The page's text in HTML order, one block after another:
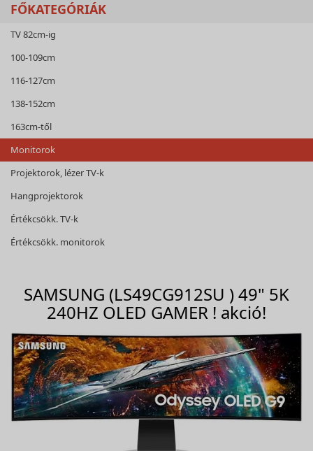
FŐKATEGÓRIÁK
TV 82cm-ig
100-109cm
116-127cm
138-152cm
163cm-től
Monitorok
Projektorok, lézer TV-k
Hangprojektorok
Értékcsökk. TV-k
Értékcsökk. monitorok
SAMSUNG (LS49CG912SU ) 49" 5K
240HZ OLED GAMER ! akció!